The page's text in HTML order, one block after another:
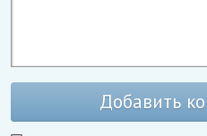
Добавить